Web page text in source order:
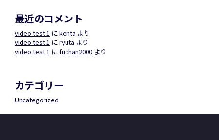
最近のコメント
video test 1 にkenta より
video test 1 にryuta より
video test 1 にfuchan2000 より
カテゴリー
Uncategorized